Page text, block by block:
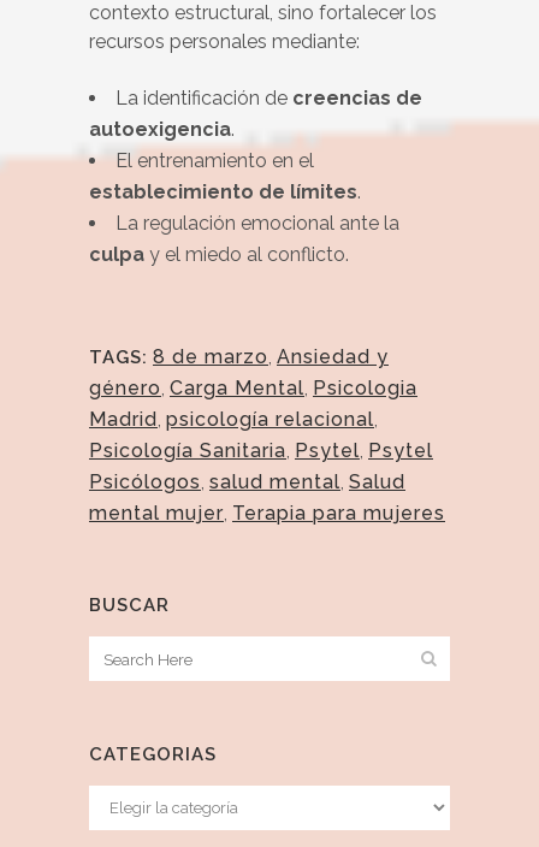
contexto estructural, sino fortalecer los
recursos personales mediante:
La identificación de creencias de
autoexigencia.
El entrenamiento en el
establecimiento de límites.
La regulación emocional ante la
culpa y el miedo al conflicto.
TAGS: 8 de marzo, Ansiedad y
género, Carga Mental, Psicologia
Madrid, psicología relacional,
Psicología Sanitaria, Psytel, Psytel
Psicólogos, salud mental, Salud
mental mujer, Terapia para mujeres
BUSCAR
CATEGORIAS
Categorias